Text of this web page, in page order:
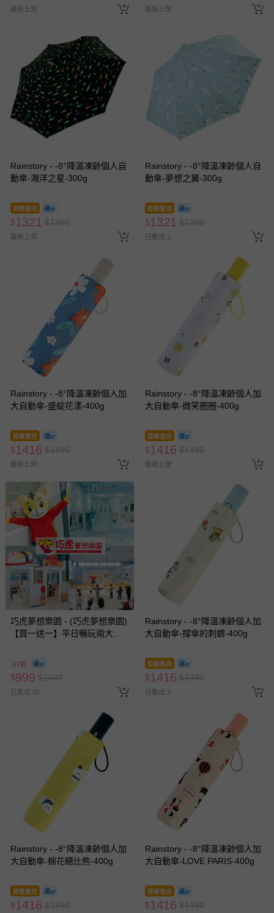
最新上架 最新上架
Rainstory - -8°降溫凍齡個人自
動傘-海洋之星-300g
即將售完
$1321 $1390
最新上架
Rainstory - -8°降溫凍齡個人自
動傘-夢想之翼-300g
即將售完
$1321 $1390
已售出 1
Rainstory - -8°降溫凍齡個人加
大自動傘-盛綻花漾-400g
即將售完
$1416 $1490
最新上架
Rainstory - -8°降溫凍齡個人加
大自動傘-微笑圈圈-400g
即將售完
$1416 $1490
最新上架
巧虎夢想樂園 - (巧虎夢想樂園)
【買一送一】平日暢玩兩大一
2026/10/16 正券逾期視同現金
券使用
62折
$999 $1600
已售出 80
Rainstory - -8°降溫凍齡個人加
大自動傘-撐傘的刺蝟-400g
即將售完
$1416 $1490
已售出 2
Rainstory - -8°降溫凍齡個人加
大自動傘-棉花糖比熊-400g
即將售完
$1416 $1490
Rainstory - -8°降溫凍齡個人加
大自動傘-LOVE PARIS-400g
即將售完
$1416 $1490